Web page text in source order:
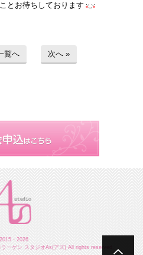
とお待ちしております
覧へ 次へ »
- 2026
ーゲン スタジオAs(アズ) All rights reserved.